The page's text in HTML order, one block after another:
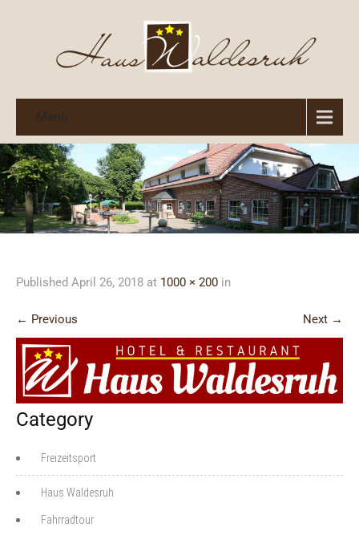
Menü
Published April 26, 2018 at 1000 × 200 in
← Previous Next →
Category
Freizeitsport
Haus Waldesruh
Fahrradtour